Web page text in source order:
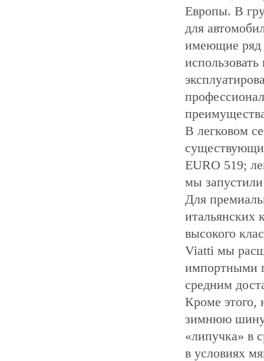
Европы. В
для
имеющие ряд
В легковом
EURO 519;
мы
Для
итальянских
высокого
Viatti мы
импортными
средним
Кроме этого,
зимнюю шину
«липучка» в
в условиях